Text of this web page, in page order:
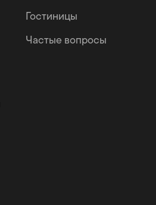
Гостиницы
Частые вопросы